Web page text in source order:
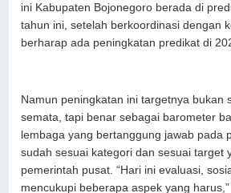
ini Kabupaten Bojonegoro berada di
tahun ini, setelah berkoordinasi dengan
berharap ada peningkatan predikat di
Namun peningkatan ini targetnya bukan
semata, tapi benar sebagai barometer
lembaga yang bertanggung jawab pada
sudah sesuai kategori dan sesuai target
pemerintah pusat. “Hari ini evaluasi,
mencukupi beberapa aspek yang harus,”